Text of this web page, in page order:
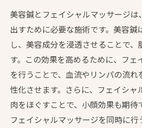
美容鍼とフェイシャルマッサージは
出すために必要な施術です。美容鍼
し、美容成分を浸透させることで、
す。この効果を高めるために、フェ
を行うことで、血流やリンパの流
性化させます。さらに、フェイシャ
肉をほぐすことで、小顔効果も期待
フェイシャルマッサージを同時に